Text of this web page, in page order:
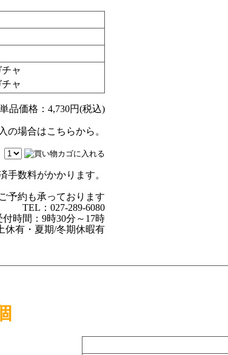
ャ
ャ
単品価格： 4,730円(税込)
の場合はこちらから。
手数料がかかります。
予約も承っております
TEL：027-289-6080
付時間：9時30分～17時
休有・夏期/冬期休暇有